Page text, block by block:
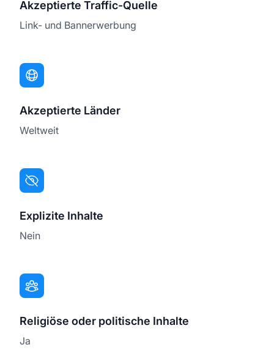
Akzeptierte Traffic-Quelle
Link- und Bannerwerbung
Akzeptierte Länder
Weltweit
Explizite Inhalte
Nein
Religiöse oder politische Inhalte
Ja